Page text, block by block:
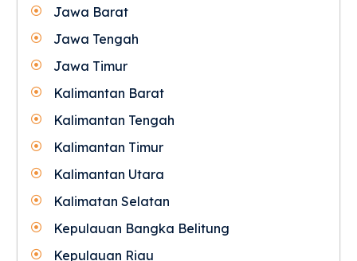
Jawa Barat
Jawa Tengah
Jawa Timur
Kalimantan Barat
Kalimantan Tengah
Kalimantan Timur
Kalimantan Utara
Kalimatan Selatan
Kepulauan Bangka Belitung
Kepulauan Riau